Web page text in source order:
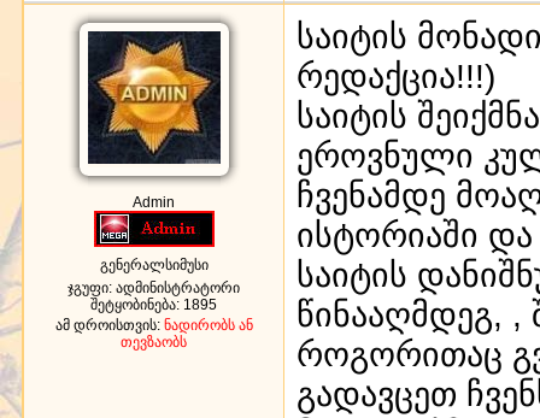
Admin
გენერალსიმუსი
ჯგუფი: ადმინისტრატორი
შეტყობინება: 1895
ამ დროისთვის: ნადირობს ან
თევზაობს
საიტის
რედაქცია!!!)
საიტის
ეროვნული
ჩვენამდე
ისტორიაში
საიტის
წინააღმდეგ, ,
როგორითაც
გადავცეთ